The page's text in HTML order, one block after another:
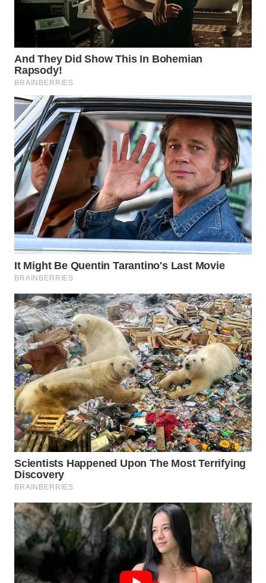
WN
MANDALIKA
WN
LIKUPANG
WN
LABUANBAJO
WN
BORNEO
Wahana
Media
Group
WAHANA
NEWS
WAHANA
TANI
WAHANA
ADVOKAT
WAHANA
INFRASTRUKTUR
WAHANA
KONSUMEN
WAHANA
LISTRIK
WAHANA
TRAVEL
WAHANA
TV